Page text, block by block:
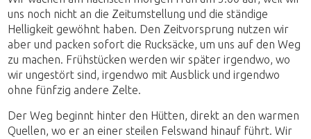
uns noch nicht an die Zeitumstellung und die ständige
Helligkeit gewöhnt haben. Den Zeitvorsprung nutzen wir
aber und packen sofort die Rucksäcke, um uns auf den Weg
zu machen. Frühstücken werden wir später irgendwo, wo
wir ungestört sind, irgendwo mit Ausblick und irgendwo
ohne fünfzig andere Zelte.
Der Weg beginnt hinter den Hütten, direkt an den warmen
Quellen, wo er an einer steilen Felswand hinauf führt. Wir